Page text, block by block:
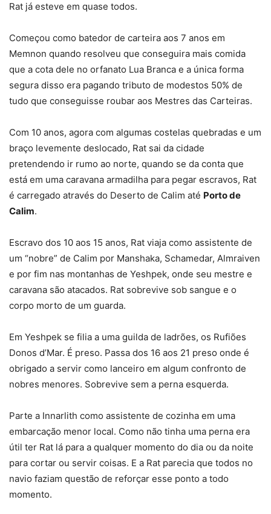
Rat já esteve em quase todos.
Começou como batedor de carteira aos 7 anos em
Memnon quando resolveu que conseguira mais comida
que a cota dele no orfanato Lua Branca e a única forma
segura disso era pagando tributo de modestos 50% de
tudo que conseguisse roubar aos Mestres das Carteiras.
Com 10 anos, agora com algumas costelas quebradas e um
braço levemente deslocado, Rat sai da cidade
pretendendo ir rumo ao norte, quando se da conta que
está em uma caravana armadilha para pegar escravos, Rat
é carregado através do Deserto de Calim até Porto de
Calim.
Escravo dos 10 aos 15 anos, Rat viaja como assistente de
um “nobre” de Calim por Manshaka, Schamedar, Almraiven
e por fim nas montanhas de Yeshpek, onde seu mestre e
caravana são atacados. Rat sobrevive sob sangue e o
corpo morto de um guarda.
Em Yeshpek se filia a uma guilda de ladrões, os Rufiões
Donos d’Mar. É preso. Passa dos 16 aos 21 preso onde é
obrigado a servir como lanceiro em algum confronto de
nobres menores. Sobrevive sem a perna esquerda.
Parte a Innarlith como assistente de cozinha em uma
embarcação menor local. Como não tinha uma perna era
útil ter Rat lá para a qualquer momento do dia ou da noite
para cortar ou servir coisas. E a Rat parecia que todos no
navio faziam questão de reforçar esse ponto a todo
momento.